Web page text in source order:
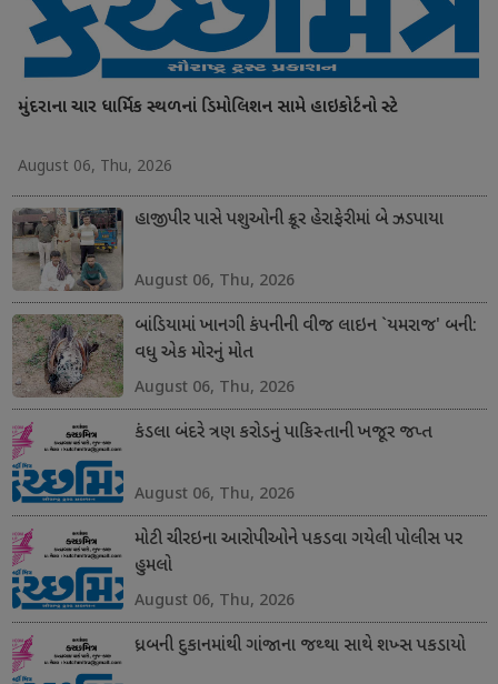
મુંદરાના ચાર ધાર્મિક સ્થળનાં ડિમોલિશન સામે હાઇકોર્ટનો સ્ટે
August 06, Thu, 2026
હાજીપીર પાસે પશુઓની ક્રૂર હેરાફેરીમાં બે ઝડપાયા
August 06, Thu, 2026
બાંડિયામાં ખાનગી કંપનીની વીજ લાઇન `યમરાજ' બની:
વધુ એક મોરનું મોત
August 06, Thu, 2026
કંડલા બંદરે ત્રણ કરોડનું પાકિસ્તાની ખજૂર જપ્ત
August 06, Thu, 2026
મોટી ચીરઇના આરોપીઓને પકડવા ગયેલી પોલીસ પર
હુમલો
August 06, Thu, 2026
ધ્રબની દુકાનમાંથી ગાંજાના જથ્થા સાથે શખ્સ પકડાયો